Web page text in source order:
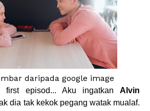
daripada google image
first episod... Aku ingatkan Alvin
dia tak kekok pegang watak mualaf.